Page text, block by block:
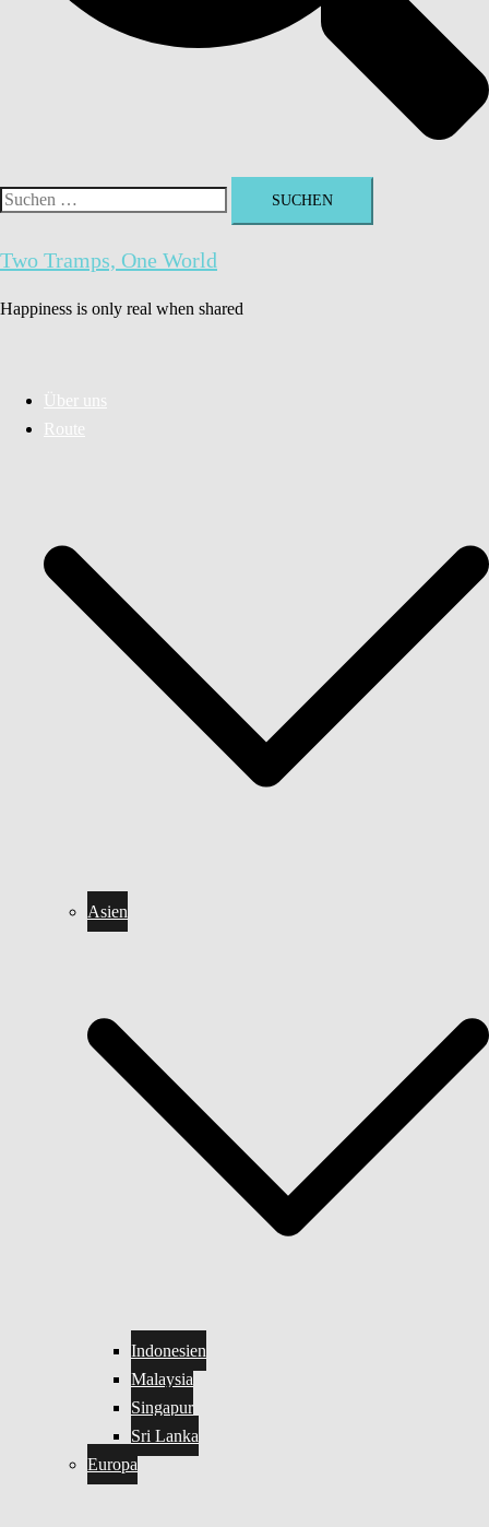
Suchen
Two Tramps, One World
Happiness is only real when shared
Über uns
Route
Asien
Indonesien
Malaysia
Singapur
Sri Lanka
Europa